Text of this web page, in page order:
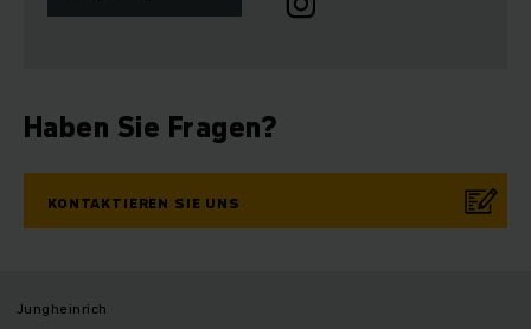
Haben Sie Fragen?
KONTAKTIEREN SIE UNS
Jungheinrich